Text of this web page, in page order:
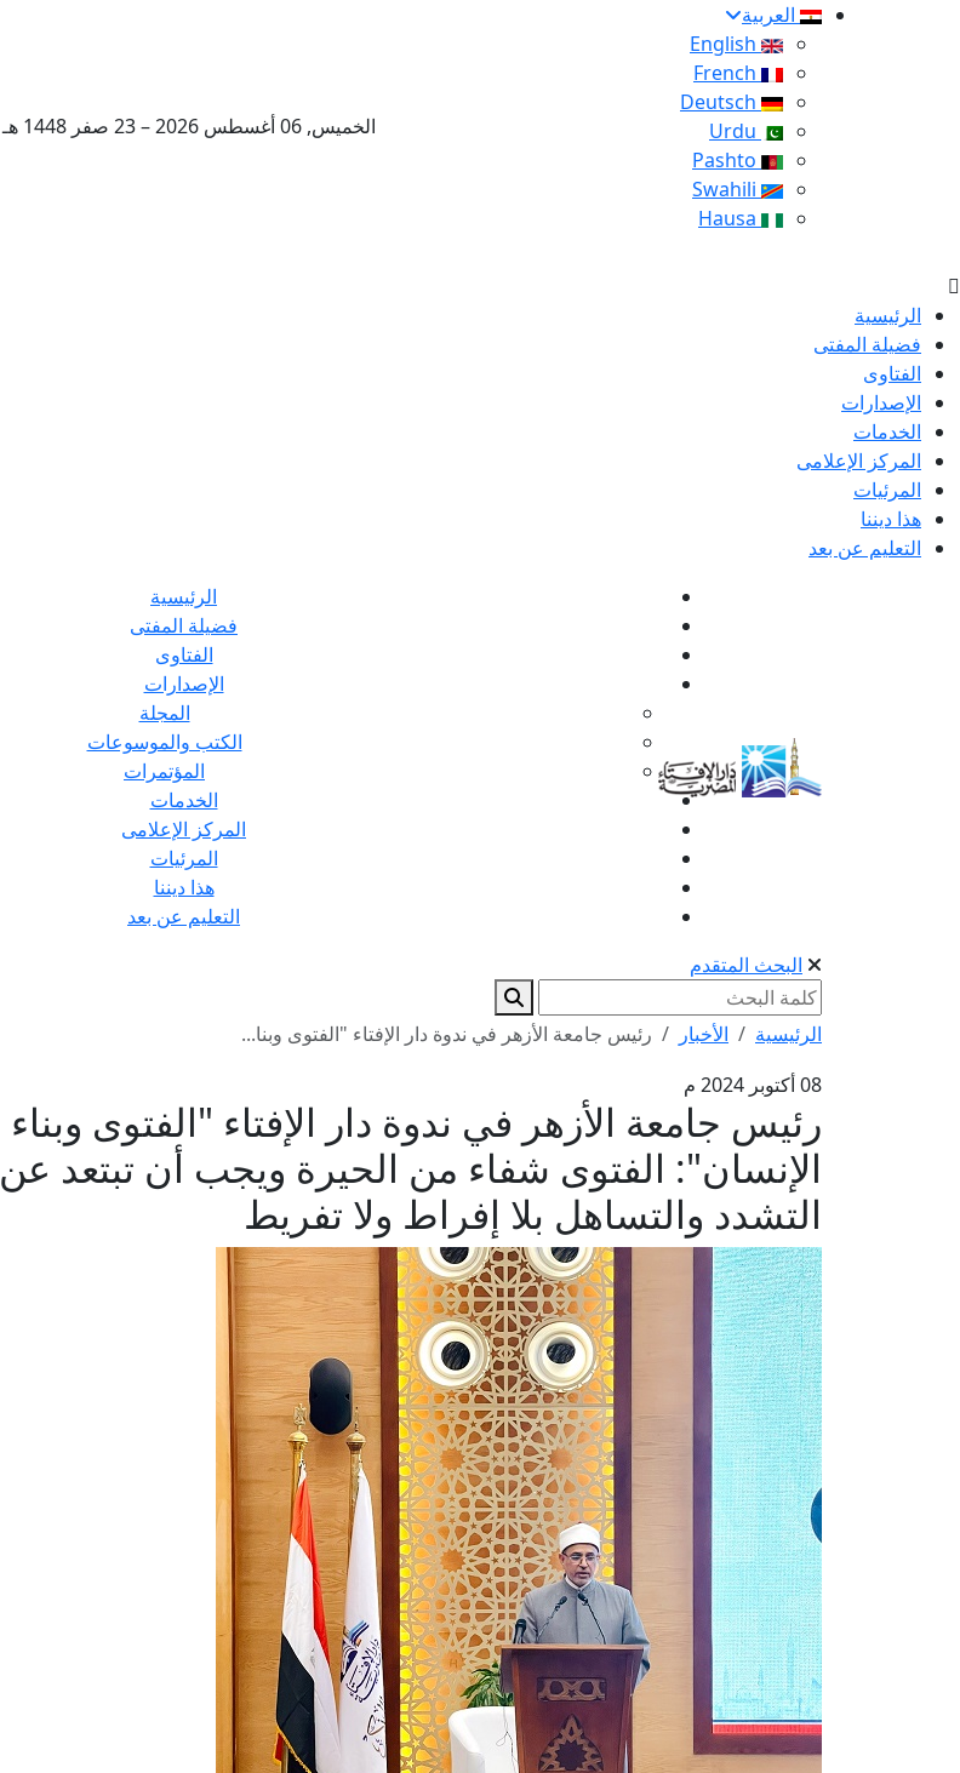
العربية
الخميس, 06 أغسطس 2026 – 23 صفر 1448 هـ
الرئيسية
فضيلة المفتى
الفتاوى
الإصدارات
الخدمات
المركز الإعلامى
المرئيات
هذا ديننا
التعليم عن بعد
الرئيسية
فضيلة المفتى
الفتاوى
الإصدارات
المجلة
الكتب والموسوعات
المؤتمرات
الخدمات
المركز الإعلامى
المرئيات
هذا ديننا
التعليم عن بعد
البحث المتقدم
الرئيسية الأخبار
رئيس جامعة الأزهر في ندوة دار الإفتاء "الفتوى وبنا...
08 أكتوبر 2024 م
رئيس جامعة الأزهر في ندوة دار الإفتاء "الفتوى وبناء
الإنسان": الفتوى شفاء من الحيرة ويجب أن تبتعد عن
التشدد والتساهل بلا إفراط ولا تفريط